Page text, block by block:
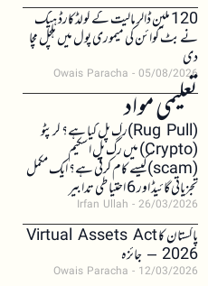
120 ملین ڈالر مالیت کے کولڈکارڈ ہیک
نے بٹ کوائن کی میموری پول میں ہلچل مچا
دی
Owais Paracha 05/08/2026
تعلیمی مواد(Rug Pull)رگ پل کیا ہے؟ کرپٹو
(Crypto) میں رگ پل اسکیم
(scam)کیسے کام کرتی ہے؟ ایک مکمل
تجزیاتی گائیڈ اور 6 احتیاطی تدابیر
Irfan Ullah 26/03/2026
پاکستان کا Virtual Assets Act
2026 – جائزہ
Owais Paracha 12/03/2026